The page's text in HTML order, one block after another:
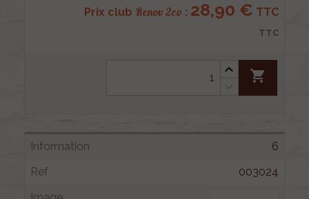
Prix club Renov 2cv : 28,90 € TTC
TTC
shopping_cart
6
003024